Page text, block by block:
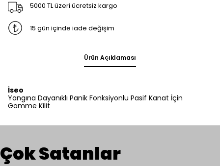
5000 TL üzeri ücretsiz kargo
15 gün içinde iade değişim
Ürün Açıklaması
İseo
Yangına Dayanıklı Panik Fonksiyonlu Pasif Kanat İçin
Gömme Kilit
Çok Satanlar